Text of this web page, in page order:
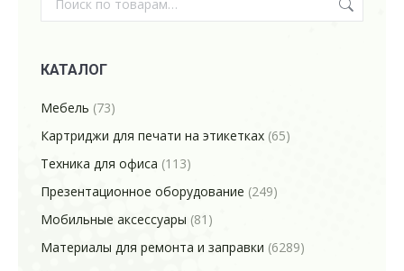
КАТАЛОГ
Мебель (73)
Картриджи для печати на этикетках (65)
Техника для офиса (113)
Презентационное оборудование (249)
Мобильные аксессуары (81)
Материалы для ремонта и заправки (6289)